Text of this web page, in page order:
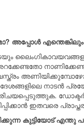
അപ്പോള്‍
നാടന്‍
ഇതവരെ
കുട്ടിയോട് എന്തു